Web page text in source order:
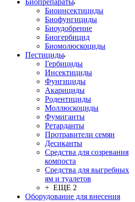
Биопрепараты
Биоинсектициды
Биофунгициды
Биоудобрение
Биогербицид
Биомолюскоциды
Пестициды
Гербициды
Инсектициды
Фунгициды
Акарициды
Родентициды
Моллюскоциды
Фумиганты
Ретарданты
Протравители семян
Десиканты
Средства для созревания
компоста
Средства для выгребных
ям и туалетов
+ ЕЩЕ 2
Оборудование для внесения